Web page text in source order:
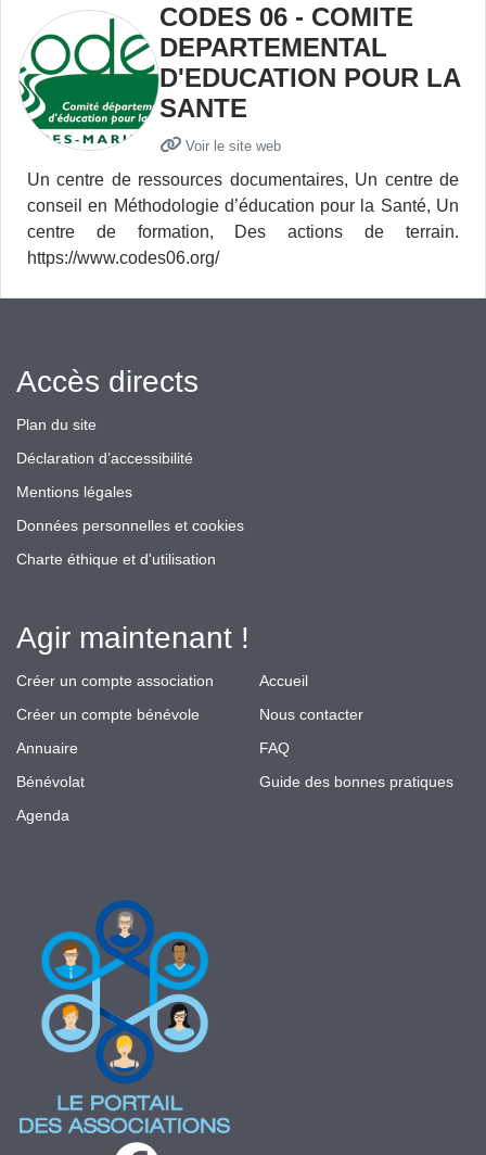
CODES 06 - COMITE
DEPARTEMENTAL
D'EDUCATION POUR LA
SANTE
Voir le site web
Un centre de ressources documentaires, Un centre de
conseil en Méthodologie d’éducation pour la Santé, Un
centre de formation, Des actions de terrain.
https://www.codes06.org/
Accès directs
Plan du site
Déclaration d’accessibilité
Mentions légales
Données personnelles et cookies
Charte éthique et d'utilisation
Agir maintenant !
Créer un compte association
Créer un compte bénévole
Annuaire
Bénévolat
Agenda
Accueil
Nous contacter
FAQ
Guide des bonnes pratiques